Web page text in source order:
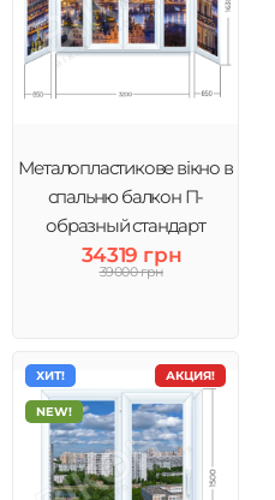
Металопластикове вікно в
спальню балкон П-
образный стандарт
большой
34319 грн
39000 грн
АКЦИЯ!
ХИТ!
NEW!